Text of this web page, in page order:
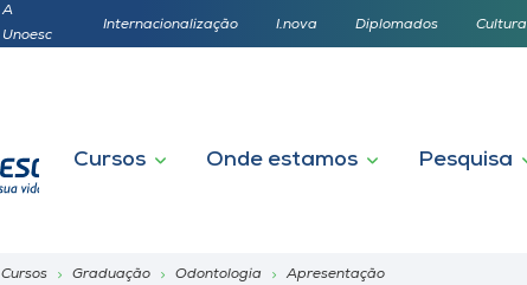
A
Unoesc
Internacionalização I.nova Diplomados Cultura
Cursos Onde estamos Pesquisa
Cursos Graduação Odontologia Apresentação